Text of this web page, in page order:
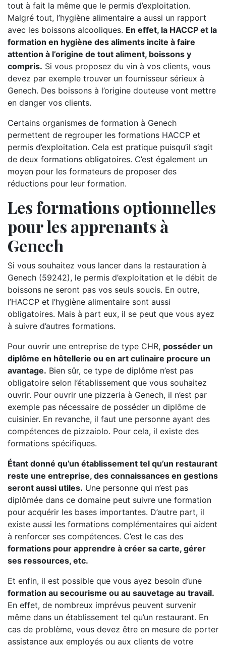
tout à fait la même que le permis d’exploitation.
Malgré tout, l’hygiène alimentaire a aussi un rapport
avec les boissons alcooliques. En effet, la HACCP et la
formation en hygiène des aliments incite à faire
attention à l’origine de tout aliment, boissons y
compris. Si vous proposez du vin à vos clients, vous
devez par exemple trouver un fournisseur sérieux à
Genech. Des boissons à l’origine douteuse vont mettre
en danger vos clients.
Certains organismes de formation à Genech
permettent de regrouper les formations HACCP et
permis d’exploitation. Cela est pratique puisqu’il s’agit
de deux formations obligatoires. C’est également un
moyen pour les formateurs de proposer des
réductions pour leur formation.
Les formations optionnelles
pour les apprenants à
Genech
Si vous souhaitez vous lancer dans la restauration à
Genech (59242), le permis d’exploitation et le débit de
boissons ne seront pas vos seuls soucis. En outre,
l’HACCP et l’hygiène alimentaire sont aussi
obligatoires. Mais à part eux, il se peut que vous ayez
à suivre d’autres formations.
Pour ouvrir une entreprise de type CHR, posséder un
diplôme en hôtellerie ou en art culinaire procure un
avantage. Bien sûr, ce type de diplôme n’est pas
obligatoire selon l’établissement que vous souhaitez
ouvrir. Pour ouvrir une pizzeria à Genech, il n’est par
exemple pas nécessaire de posséder un diplôme de
cuisinier. En revanche, il faut une personne ayant des
compétences de pizzaiolo. Pour cela, il existe des
formations spécifiques.
Étant donné qu’un établissement tel qu’un restaurant
reste une entreprise, des connaissances en gestions
seront aussi utiles. Une personne qui n’est pas
diplômée dans ce domaine peut suivre une formation
pour acquérir les bases importantes. D’autre part, il
existe aussi les formations complémentaires qui aident
à renforcer ses compétences. C’est le cas des
formations pour apprendre à créer sa carte, gérer
ses ressources, etc.
Et enfin, il est possible que vous ayez besoin d’une
formation au secourisme ou au sauvetage au travail.
En effet, de nombreux imprévus peuvent survenir
même dans un établissement tel qu’un restaurant. En
cas de problème, vous devez être en mesure de porter
assistance aux employés ou aux clients de votre